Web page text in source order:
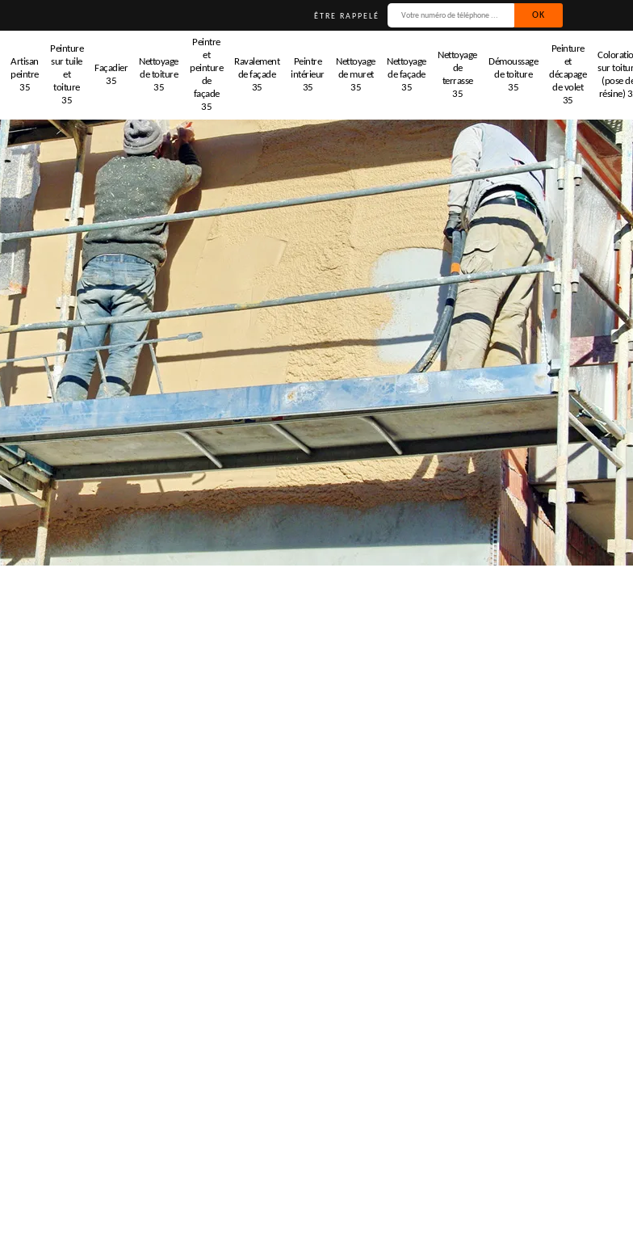
ÊTRE RAPPELÉ
Artisan
peintre
35
Peinture
sur tuile
et
toiture
35
Façadier
35
Nettoyage
de toiture
35
Peintre
et
peinture
de
façade
35
Ravalement
de façade
35
Peintre
intérieur
35
Nettoyage
de muret
35
Nettoyage
de façade
35
Nettoyage
de
terrasse
35
Démoussage
de toiture
35
Peinture
et
décapage
de volet
35
sur
(pose
résine)